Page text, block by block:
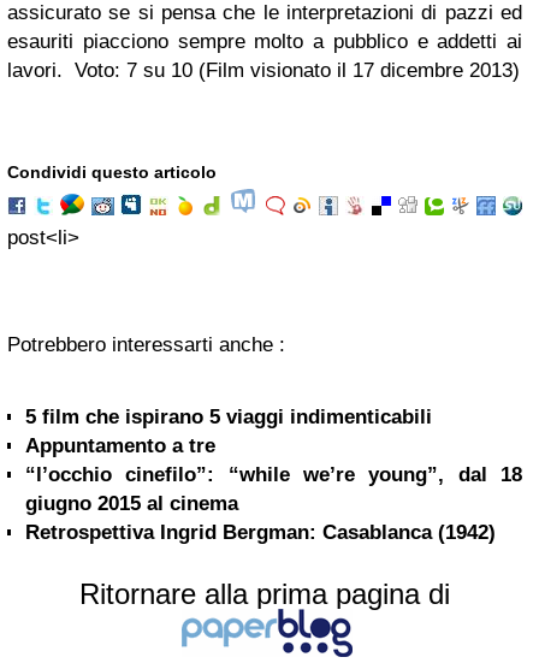
assicurato se si pensa che le interpretazioni di pazzi ed
esauriti piacciono sempre molto a pubblico e addetti ai
lavori. Voto: 7 su 10 (Film visionato il 17 dicembre 2013)
Condividi questo articolo
post<li>
Potrebbero interessarti anche :
5 film che ispirano 5 viaggi indimenticabili
Appuntamento a tre
“l’occhio cinefilo”: “while we’re young”, dal 18
giugno 2015 al cinema
Retrospettiva Ingrid Bergman: Casablanca (1942)
Ritornare alla prima pagina di